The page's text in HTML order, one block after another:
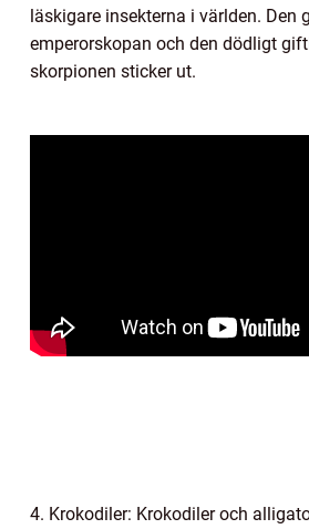
läskigare insekterna i världen. Den
emperorskopan och den dödligt
skorpionen sticker ut.
4. Krokodiler: Krokodiler och